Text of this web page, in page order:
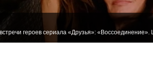
героев сериала «Друзья»: «Воссоединение».